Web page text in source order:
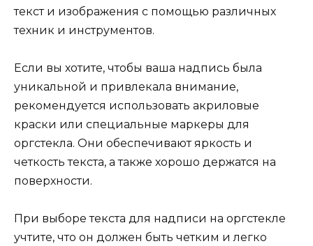
текст и изображения с помощью различных
техник и инструментов.
Если вы хотите, чтобы ваша надпись была
уникальной и привлекала внимание,
рекомендуется использовать акриловые
краски или специальные маркеры для
оргстекла. Они обеспечивают яркость и
четкость текста, а также хорошо держатся на
поверхности.
При выборе текста для надписи на оргстекле
учтите, что он должен быть четким и легко